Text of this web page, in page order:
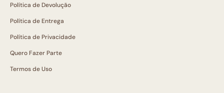
Política de Devolução
Política de Entrega
Política de Privacidade
Quero Fazer Parte
Termos de Uso